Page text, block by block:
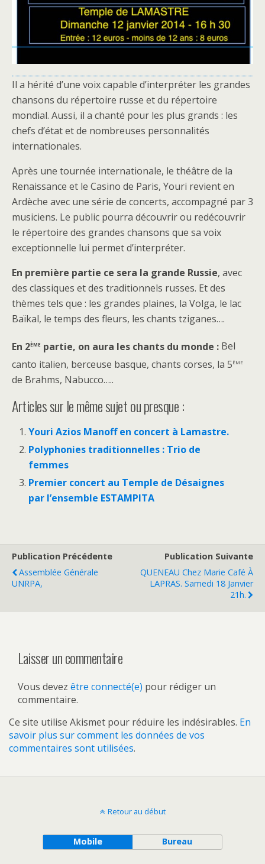
Il a hérité d’une voix capable d’interpréter les grandes
chansons du répertoire russe et du répertoire
mondial. Aussi, il a chanté pour les plus grands : les
chefs d’état et de nombreuses personnalités
internationales.
Après une tournée internationale, le théâtre de la
Renaissance et le Casino de Paris, Youri revient en
Ardèche avec une série de concerts, accompagné par 3
musiciens. Le public pourra découvrir ou redécouvrir
le répertoire des grandes chansons que sa voix
exceptionnelle lui permet d’interpréter.
En première partie ce sera la grande Russie, avec
des classiques et des traditionnels russes. Et des
thèmes tels que : les grandes plaines, la Volga, le lac
Baïkal, le temps des fleurs, les chants tziganes….
En 2ème partie, on aura les chants du monde : Bel
canto italien, berceuse basque, chants corses, la 5ème
de Brahms, Nabucco…..
Articles sur le même sujet ou presque :
Youri Azios Manoff en concert à Lamastre.
Polyphonies traditionnelles : Trio de
femmes
Premier concert au Temple de Désaignes
par l’ensemble ESTAMPITA
Publication Précédente
Assemblée Générale
UNRPA,
Publication Suivante
QUENEAU Chez Marie Café À
LAPRAS. Samedi 18 Janvier
21h.
Laisser un commentaire
Vous devez être connecté(e) pour rédiger un
commentaire.
Ce site utilise Akismet pour réduire les indésirables. En
savoir plus sur comment les données de vos
commentaires sont utilisées.
Retour au début
Mobile Bureau